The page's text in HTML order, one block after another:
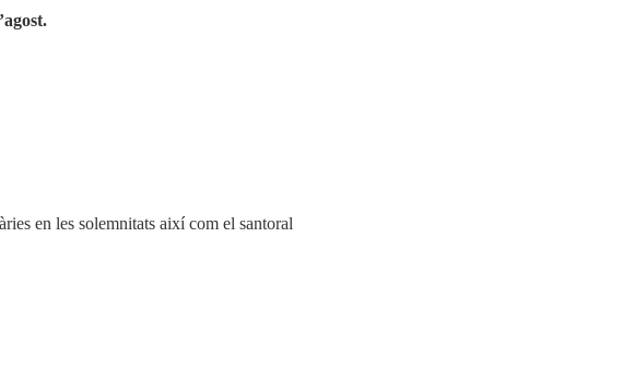
en les solemnitats així com el santoral